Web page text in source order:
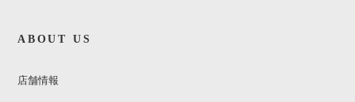
ABOUT US
店舗情報